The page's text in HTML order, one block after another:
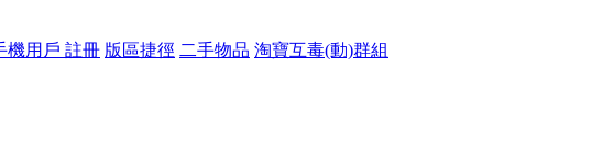
機用戶 註冊 版區捷徑 二手物品 淘寶互毒(動)群組